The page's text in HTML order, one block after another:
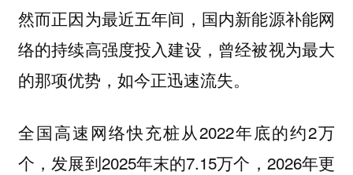
然而正因为最近五年间，国内新能源补能网
络的持续高强度投入建设，曾经被视为最大
的那项优势，如今正迅速流失。
全国高速网络快充桩从2022年底的约2万
个，发展到2025年末的7.15万个，2026年更